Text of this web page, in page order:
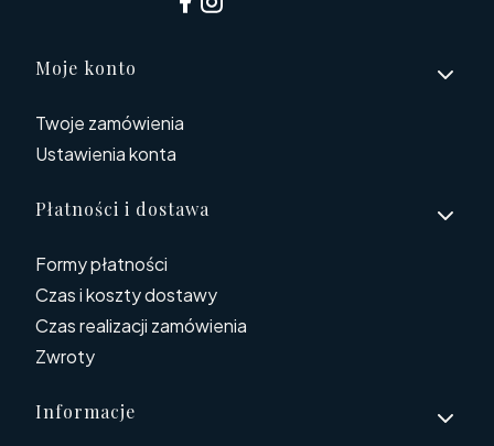
Linki w stopce
Moje konto
Twoje zamówienia
Ustawienia konta
Płatności i dostawa
Formy płatności
Czas i koszty dostawy
Czas realizacji zamówienia
Zwroty
Informacje